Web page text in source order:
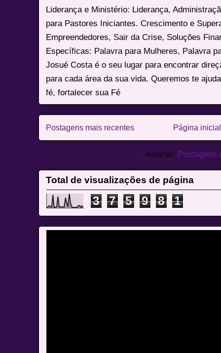
Liderança e Ministério: Liderança,
para Pastores Iniciantes. Crescimento e
Empreendedores, Sair da Crise, Soluções
Específicas: Palavra para Mulheres, Palavra
Josué Costa é o seu lugar para encontrar
para cada área da sua vida. Queremos te
fé, fortalecer sua Fé
Postagens mais recentes Página inicial
Assinar: Postagens
Total de visualizações de página
3 7 5 9 8 1